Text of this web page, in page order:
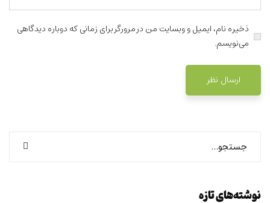
ذخیره نام، ایمیل و وبسایت من در مرورگر برای زمانی که دوباره دیدگاهی
می‌نویسم.
نوشته‌های تازه